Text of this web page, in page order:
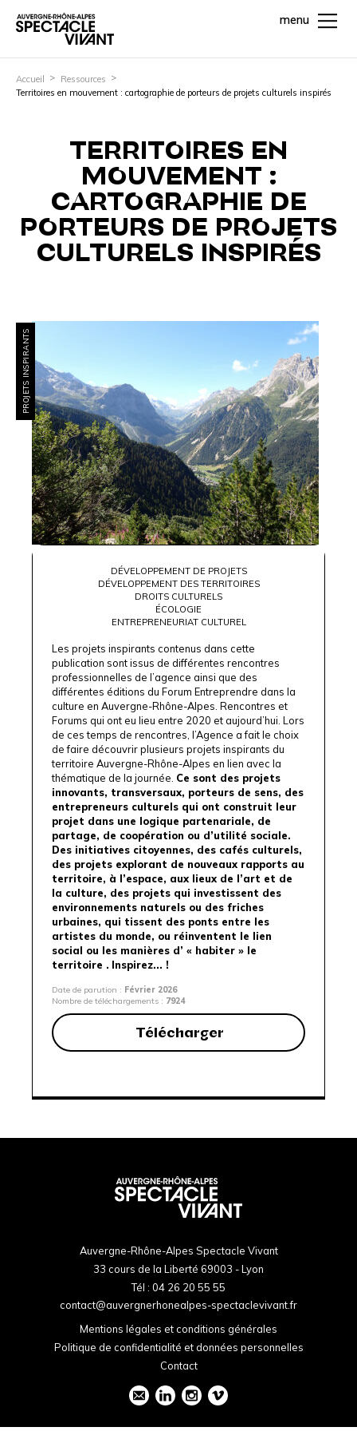
menu
Accueil
Ressources
Territoires en mouvement : cartographie de porteurs de projets culturels inspirés
TERRITOIRES EN
MOUVEMENT :
CARTOGRAPHIE DE
PORTEURS DE PROJETS
CULTURELS INSPIRÉS
PROJETS INSPIRANTS
DÉVELOPPEMENT DE PROJETS
DÉVELOPPEMENT DES TERRITOIRES
DROITS CULTURELS
ÉCOLOGIE
ENTREPRENEURIAT CULTUREL
Les projets inspirants contenus dans cette
publication sont issus de différentes rencontres
professionnelles de l’agence ainsi que des
différentes éditions du Forum Entreprendre dans la
culture en Auvergne-Rhône-Alpes. Rencontres et
Forums qui ont eu lieu entre 2020 et aujourd’hui. Lors
de ces temps de rencontres, l’Agence a fait le choix
de faire découvrir plusieurs projets inspirants du
territoire Auvergne-Rhône-Alpes en lien avec la
thématique de la journée. Ce sont des projets
innovants, transversaux, porteurs de sens, des
entrepreneurs culturels qui ont construit leur
projet dans une logique partenariale, de
partage, de coopération ou d’utilité sociale.
Des initiatives citoyennes, des cafés culturels,
des projets explorant de nouveaux rapports au
territoire, à l’espace, aux lieux de l’art et de
la culture, des projets qui investissent des
environnements naturels ou des friches
urbaines, qui tissent des ponts entre les
artistes du monde, ou réinventent le lien
social ou les manières d’ « habiter » le
territoire . Inspirez... !
Date de parution : Février 2026
Nombre de téléchargements : 7924
Télécharger
Auvergne-Rhône-Alpes Spectacle Vivant
33 cours de la Liberté 69003 - Lyon
Tél : 04 26 20 55 55
contact@auvergnerhonealpes-spectaclevivant.fr
Mentions légales et conditions générales
Politique de confidentialité et données personnelles
Contact